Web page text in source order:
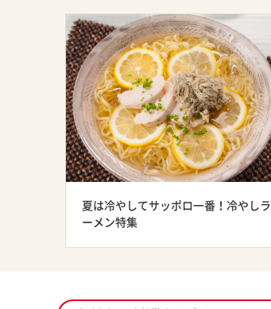
夏は冷やしてサッポロ一番！冷やしラ
ーメン特集